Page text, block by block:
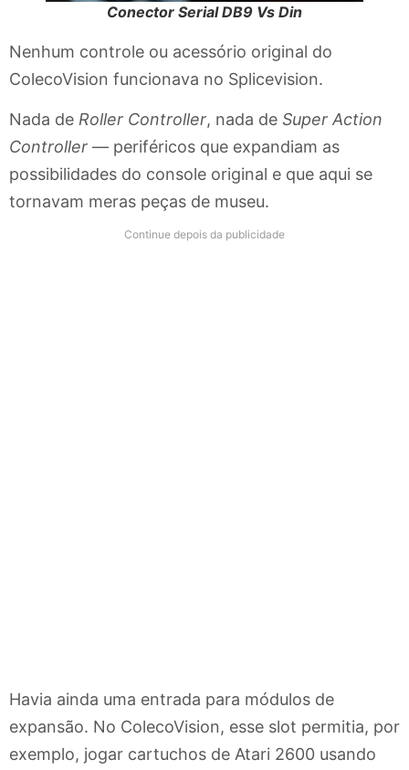
Conector Serial DB9 Vs Din
Nenhum controle ou acessório original do
ColecoVision funcionava no Splicevision.
Nada de Roller Controller, nada de Super Action
Controller — periféricos que expandiam as
possibilidades do console original e que aqui se
tornavam meras peças de museu.
Continue depois da publicidade
Havia ainda uma entrada para módulos de
expansão. No ColecoVision, esse slot permitia, por
exemplo, jogar cartuchos de Atari 2600 usando